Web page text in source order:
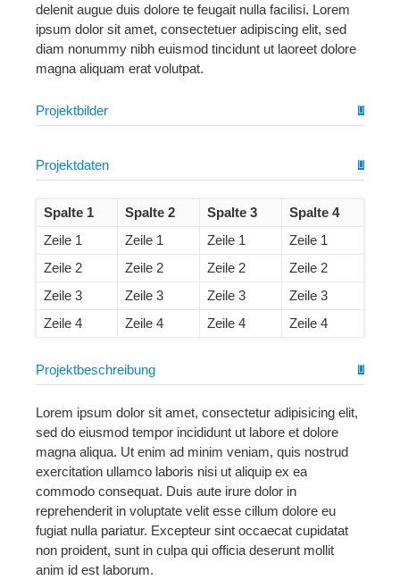
delenit augue duis dolore te feugait nulla facilisi. Lorem
ipsum dolor sit amet, consectetuer adipiscing elit, sed
diam nonummy nibh euismod tincidunt ut laoreet dolore
magna aliquam erat volutpat.
Projektbilder
Projektdaten
Spalte 1 Spalte 2 Spalte 3
Spalte 4
Zeile 1
Zeile 1 Zeile 1
Zeile 1
Zeile 2
Zeile 2 Zeile 2
Zeile 2
Zeile 3
Zeile 3 Zeile 3
Zeile 3
Zeile 4
Zeile 4 Zeile 4 Zeile 4
Projektbeschreibung
Lorem ipsum dolor sit amet, consectetur adipisicing elit,
sed do eiusmod tempor incididunt ut labore et dolore
magna aliqua. Ut enim ad minim veniam, quis nostrud
exercitation ullamco laboris nisi ut aliquip ex ea
commodo consequat. Duis aute irure dolor in
reprehenderit in voluptate velit esse cillum dolore eu
fugiat nulla pariatur. Excepteur sint occaecat cupidatat
non proident, sunt in culpa qui officia deserunt mollit
anim id est laborum.